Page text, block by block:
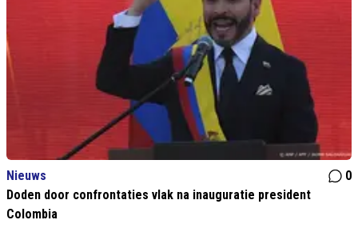
Nieuws
0
Doden door confrontaties vlak na inauguratie president
Colombia